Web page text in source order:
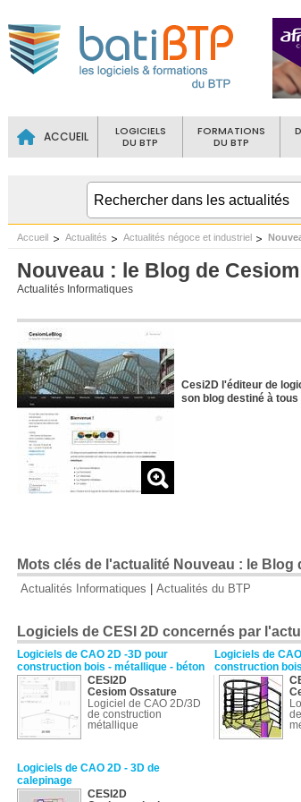
ACCUEIL
LOGICIELS
DU BTP
FORMATIONS
DU BTP
Accueil Actualités Actualités négoce et industriel
Nouveau : le Blog de
Actualités Informatiques
Cesi2D l'éditeur de
son blog destiné à
Mots clés de l'actualité Nouveau : le Blog
Actualités Informatiques Actualités du BTP
Logiciels de CESI 2D concernés par
Logiciels de CAO 2D -3D pour
construction bois - métallique - béton
Logiciels de
construction
CESI2D
Cesiom Ossature
Logiciel de CAO 2D/3D
de construction
métallique
Logiciels de CAO 2D - 3D de
calepinage
CESI2D